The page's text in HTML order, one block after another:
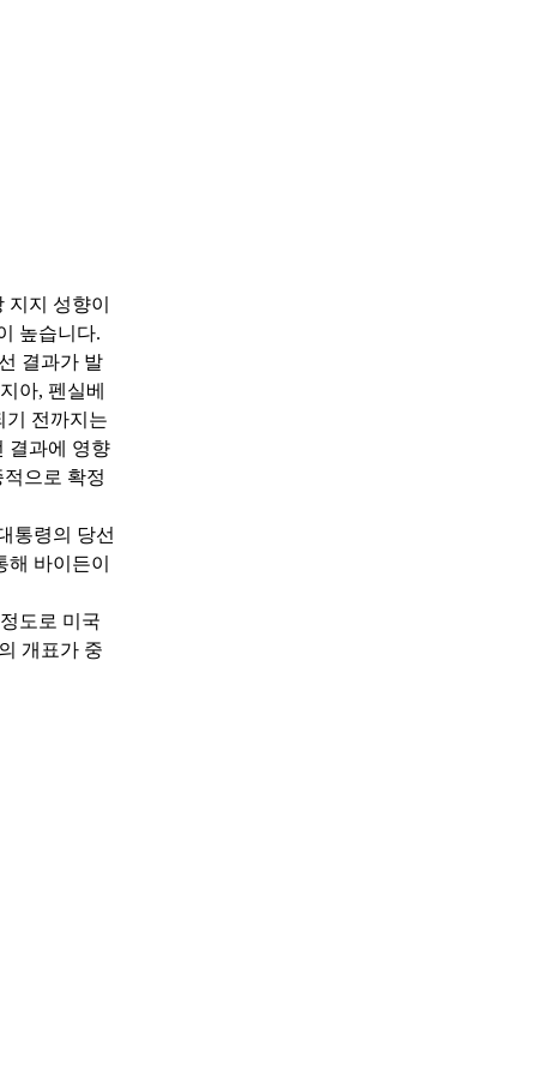
지 성향이
높습니다.
결과가 발
아, 펜실베
기 전까지는
결과에 영향
으로 확정
통령의 당선
바이든이
도로 미국
개표가 중